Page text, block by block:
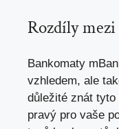
Rozdíly
Bankomaty
vzhledem, ale
důležité znát
pravý pro vaše